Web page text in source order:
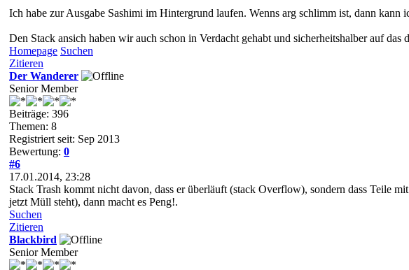
Ich habe zur Ausgabe Sashimi im Hintergrund laufen. Wenns arg schlimm ist, dann
Den Stack ansich haben wir auch schon in Verdacht gehabt und sicherheitshalber auf
Homepage Suchen
Zitieren
Der Wanderer
Senior Member
Beiträge: 396
Themen: 8
Registriert seit: Sep 2013
Bewertung: 0
#6
17.01.2014, 23:28
Stack Trash kommt nicht davon, dass er überläuft (stack Overflow), sondern dass Teile
jetzt Müll steht), dann macht es Peng!.
Suchen
Zitieren
Blackbird
Senior Member